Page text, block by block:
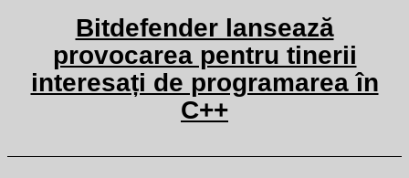
Bitdefender lansează
provocarea pentru tinerii
interesați de programarea în
C++